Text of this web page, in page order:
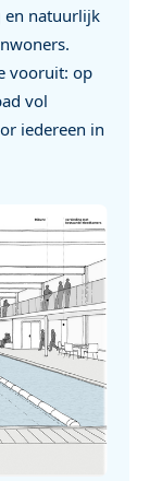
en natuurlijk
vooruit: op
vol
iedereen in